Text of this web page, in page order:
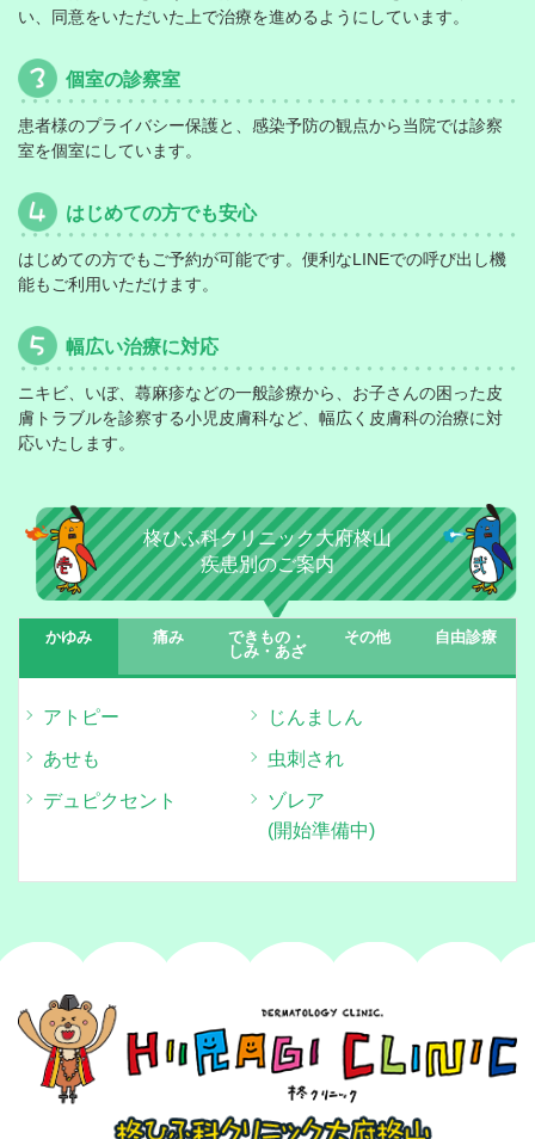
８月診療予定
2025-5-28
制度」がスタートしました！！！
2025-3-28
2025-1-20
2月1日、柊クリニックグループ初の呼吸器内科 【柊
なごや呼吸器クリニック】が開院いたします！
2025-1-18
柊みみはなのどクリニックのお仕事説明会 を行いま
す♪
2024-9-10
【インフルエンザ予防接種のご案内】
水いぼの処置について
2023-12-25
医療事務スタッフ募集のお知らせ
い、同意をいただいた上で治療を進めるようにしています。
個室の診察室
患者様のプライバシー保護と、感染予防の観点から当院では診察
室を個室にしています。
はじめての方でも安心
はじめての方でもご予約が可能です。便利なLINEでの呼び出し機
能もご利用いただけます。
幅広い治療に対応
ニキビ、いぼ、蕁麻疹などの一般診療から、お子さんの困った皮
膚トラブルを診察する小児皮膚科など、幅広く皮膚科の治療に対
応いたします。
柊ひふ科クリニック大府柊山
疾患別のご案内
かゆみ 痛み
できもの・
しみ・あざ
その他 自由診療
アトピー じんましん
あせも 虫刺され
デュピクセント
ゾレア
(開始準備中)